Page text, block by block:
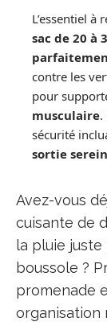
L’essentiel
sac de 20 à
contre les
pour
musculaire.
sécurité
sortie
Avez-vous
cuisante de
la pluie
boussole ?
promenade
organisation